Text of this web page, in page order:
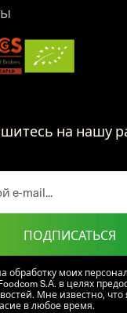
на нашу
обработку моих
S.A. в целях
Мне известно, что
в любое время.
ПОДПИСАТЬСЯ